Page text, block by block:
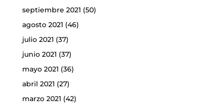
septiembre 2021 (50)
agosto 2021 (46)
julio 2021 (37)
junio 2021 (37)
mayo 2021 (36)
abril 2021 (27)
marzo 2021 (42)